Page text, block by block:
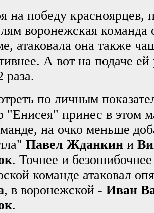
на победу красноярцев,
воронежская команда
атаковала она также
А вот на подаче
раза.
по личным
"Енисея" принес в этом
на очко меньше
Павел Жданкин и
. Точнее и безошибочнее
команде атаковал
, в воронежской - Иван
.